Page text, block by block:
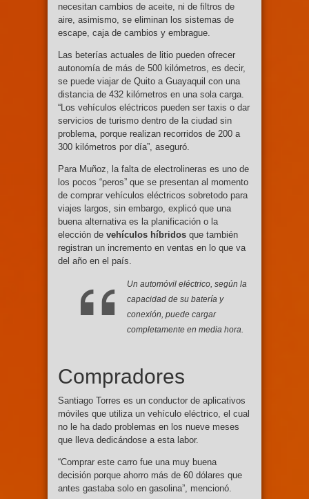
necesitan cambios de aceite, ni de filtros de
aire, asimismo, se eliminan los sistemas de
escape, caja de cambios y embrague.
Las beterías actuales de litio pueden ofrecer
autonomía de más de 500 kilómetros, es decir,
se puede viajar de Quito a Guayaquil con una
distancia de 432 kilómetros en una sola carga.
“Los vehículos eléctricos pueden ser taxis o dar
servicios de turismo dentro de la ciudad sin
problema, porque realizan recorridos de 200 a
300 kilómetros por día”, aseguró.
Para Muñoz, la falta de electrolineras es uno de
los pocos “peros” que se presentan al momento
de comprar vehículos eléctricos sobretodo para
viajes largos, sin embargo, explicó que una
buena alternativa es la planificación o la
elección de vehículos híbridos que también
registran un incremento en ventas en lo que va
del año en el país.
Un automóvil eléctrico, según la
capacidad de su batería y
conexión, puede cargar
completamente en media hora.
Compradores
Santiago Torres es un conductor de aplicativos
móviles que utiliza un vehículo eléctrico, el cual
no le ha dado problemas en los nueve meses
que lleva dedicándose a esta labor.
“Comprar este carro fue una muy buena
decisión porque ahorro más de 60 dólares que
antes gastaba solo en gasolina”, mencionó.